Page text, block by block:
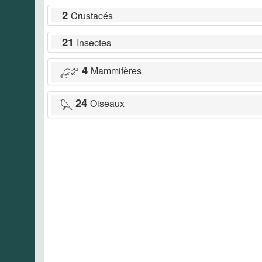
2 Crustacés
21 Insectes
4 Mammifères
24 Oiseaux